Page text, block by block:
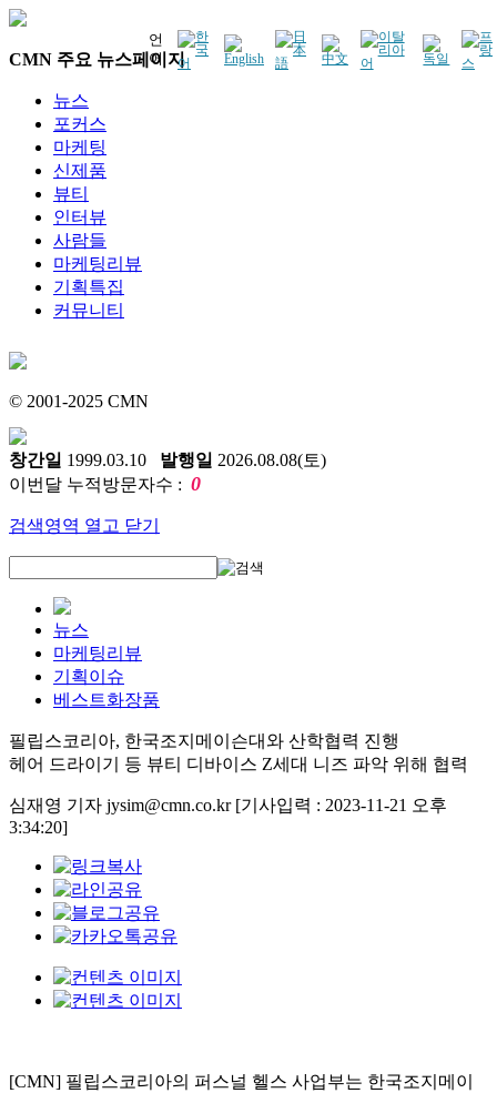
언
어
CMN 주요 뉴스페이지
뉴스
포커스
마케팅
신제품
뷰티
인터뷰
사람들
마케팅리뷰
기획특집
커뮤니티
© 2001-2025 CMN
창간일 1999.03.10 발행일 2026.08.08(토)
이번달 누적방문자수 : 0
검색영역 열고 닫기
뉴스
마케팅리뷰
기획이슈
베스트화장품
필립스코리아, 한국조지메이슨대와 산학협력 진행
헤어 드라이기 등 뷰티 디바이스 Z세대 니즈 파악 위해 협력
심재영 기자 jysim@cmn.co.kr [기사입력 : 2023-11-21 오후
3:34:20]
[CMN] 필립스코리아의 퍼스널 헬스 사업부는 한국조지메이